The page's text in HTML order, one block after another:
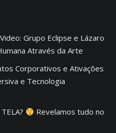
Grupo Eclipse e Lázaro
Através da Arte
Corporativos e Ativações
e Tecnologia
Revelamos tudo no